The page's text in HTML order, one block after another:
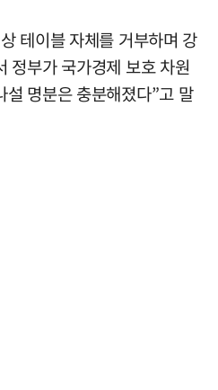
테이블 자체를 거부하며 강
정부가 국가경제 보호 차원
명분은 충분해졌다”고 말